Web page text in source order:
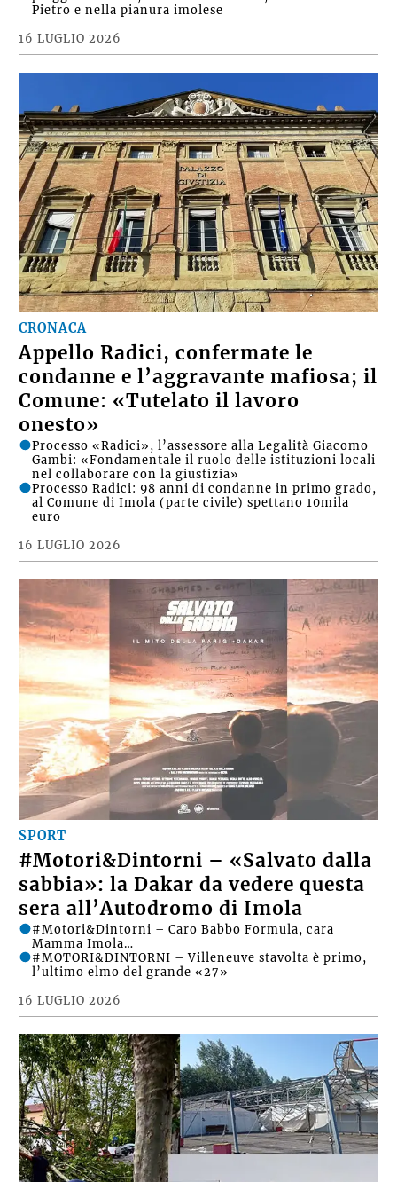
16 LUGLIO 2026
Pietro e nella pianura imolese
CRONACA
Appello Radici, confermate le
condanne e l’aggravante mafiosa; il
Comune: «Tutelato il lavoro
onesto»
16 LUGLIO 2026
Processo «Radici», l’assessore alla Legalità Giacomo
Gambi: «Fondamentale il ruolo delle istituzioni locali
nel collaborare con la giustizia»
Processo Radici: 98 anni di condanne in primo grado,
al Comune di Imola (parte civile) spettano 10mila
euro
SPORT
#Motori&Dintorni – «Salvato dalla
sabbia»: la Dakar da vedere questa
sera all’Autodromo di Imola
16 LUGLIO 2026
#Motori&Dintorni – Caro Babbo Formula, cara
Mamma Imola…
#MOTORI&DINTORNI – Villeneuve stavolta è primo,
l’ultimo elmo del grande «27»